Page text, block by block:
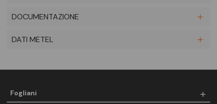
DOCUMENTAZIONE
DATI METEL
Fogliani